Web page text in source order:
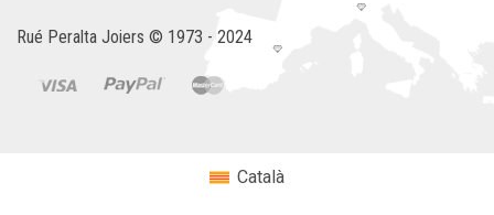
Rué Peralta Joiers © 1973 - 2024
Català